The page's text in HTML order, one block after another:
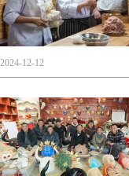
2024-12-12